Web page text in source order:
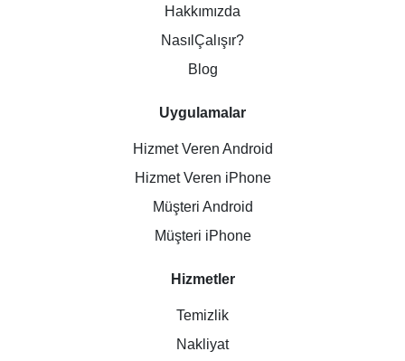
Hakkımızda
NasılÇalışır?
Blog
Uygulamalar
Hizmet Veren Android
Hizmet Veren iPhone
Müşteri Android
Müşteri iPhone
Hizmetler
Temizlik
Nakliyat